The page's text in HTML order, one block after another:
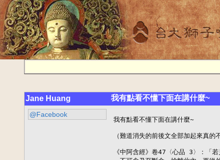
Jane Huang 我有點看不懂下面在講什麼~
@Facebook
我有點看不懂下面在講什麼~
（難道消失的前後文全部加起來真
《中阿含經》卷47〈心品 3〉：「